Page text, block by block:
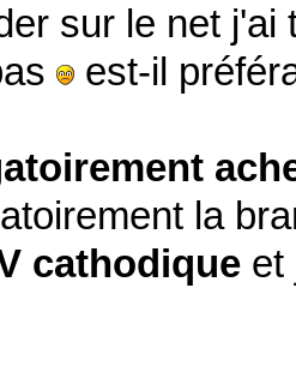
sur le net
est-il
la
cathodiqueet